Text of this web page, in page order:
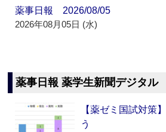
薬事日報 2026/08/05
2026年08月05日 (水)
薬事日報 薬学生新聞デジタル
【薬ゼミ国試対策
う